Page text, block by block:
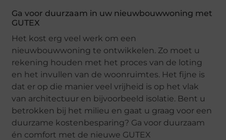
Ga voor duurzaam in uw nieuwbouwwoning met
GUTEX
Het kost erg veel werk om een
nieuwbouwwoning te ontwikkelen. Zo moet u
rekening houden met het proces van de loting
en het invullen van de woonruimtes. Het fijne is
dat er op die manier veel vrijheid is op het vlak
van architectuur en bijvoorbeeld isolatie. Bent u
betrokken bij het milieu en gaat u graag voor een
duurzame kostenbesparing? Ga voor duurzaam
én comfort met de nieuwe GUTEX